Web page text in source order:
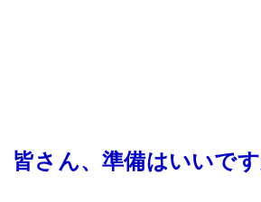
皆さん、準備はいいで